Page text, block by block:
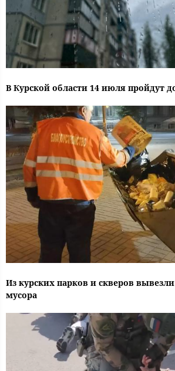
В Курской области 14 июля пройдут
Из курских парков и скверов
мусора